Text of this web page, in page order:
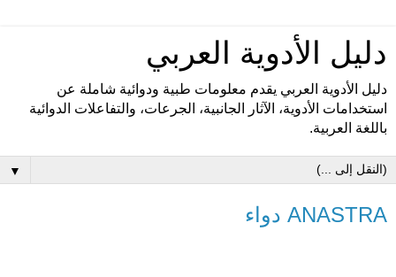
دليل الأدوية العربي
دليل الأدوية العربي يقدم معلومات طبية ودوائية شاملة عن
استخدامات الأدوية، الآثار الجانبية، الجرعات، والتفاعلات الدوائية
باللغة العربية.
▼
ANASTRA دواء